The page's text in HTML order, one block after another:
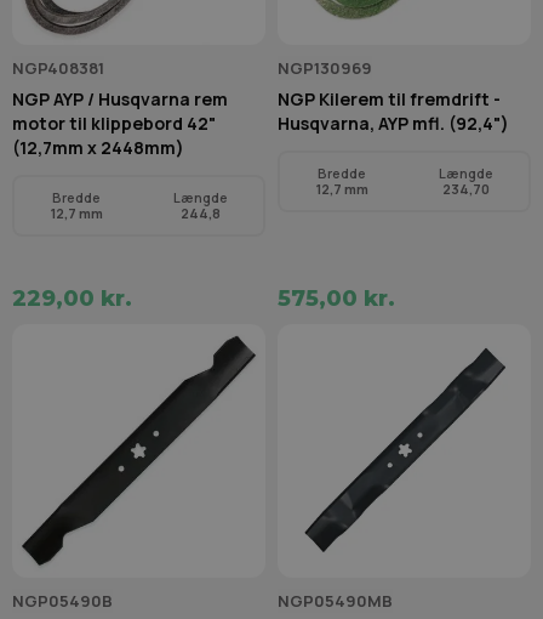
NGP408381
NGP AYP / Husqvarna rem
motor til klippebord 42"
(12,7mm x 2448mm)
Bredde
12,7 mm
Længde
244,8
229,00 kr.
NGP130969
NGP Kilerem til fremdrift -
Husqvarna, AYP mfl. (92,4")
Bredde
12,7 mm
Længde
234,70
575,00 kr.
NGP05490B NGP05490MB